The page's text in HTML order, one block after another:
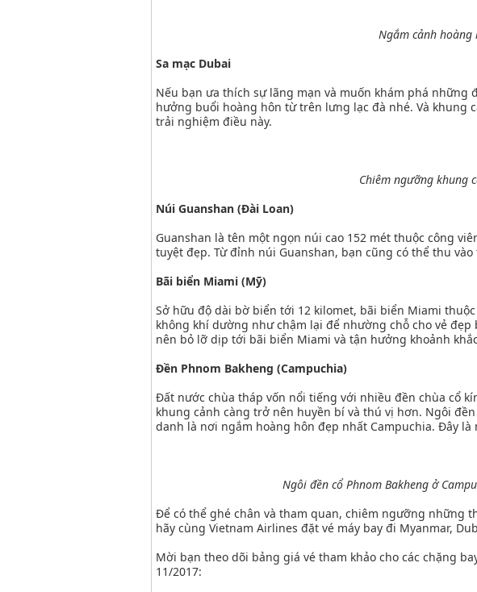
Ngắm cảnh
Sa mạc Dubai
Nếu bạn ưa thích sự lãng mạn và muốn khám phá
hưởng buổi hoàng hôn từ trên lưng lạc đà nhé. Và
trải nghiệm điều này.
Chiêm ngưỡng khung
Núi Guanshan (Đài Loan)
Guanshan là tên một ngọn núi cao 152 mét thuộc công
tuyệt đẹp. Từ đỉnh núi Guanshan, bạn cũng có thể thu
Bãi biển Miami (Mỹ)
Sở hữu độ dài bờ biển tới 12 kilomet, bãi biển Miami
không khí dường như chậm lại để nhường chỗ cho vẻ
nên bỏ lỡ dịp tới bãi biển Miami và tận hưởng khoảnh
Đền Phnom Bakheng (Campuchia)
Đất nước chùa tháp vốn nổi tiếng với nhiều đền chùa cổ
khung cảnh càng trở nên huyền bí và thú vị hơn. Ngôi
danh là nơi ngắm hoàng hôn đẹp nhất Campuchia. Đây
Ngôi đền cổ Phnom Bakheng ở
Để có thể ghé chân và tham quan, chiêm ngưỡng những
hãy cùng Vietnam Airlines đặt vé máy bay đi Myanmar,
Mời bạn theo dõi bảng giá vé tham khảo cho các chặng
11/2017: